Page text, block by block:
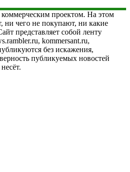
проектом. На этом
ни чего не покупают, ни какие
представляет собой ленту
kommersant.ru,
без искажения,
публикуемых новостей